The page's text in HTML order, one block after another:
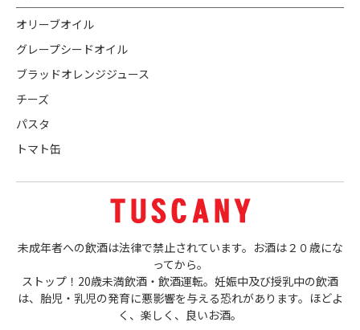
オリーブオイル
グレープシードオイル
ブラッドオレンジジュース
チーズ
パスタ
トマト缶
未成年者への飲酒は法律で禁止されています。お酒は２０歳にな
ってから。
ストップ！20歳未満飲酒・飲酒運転。妊娠中及び授乳中の飲酒
は、胎児・乳児の発育に悪影響を与える恐れがあります。ほどよ
く、楽しく、良いお酒。